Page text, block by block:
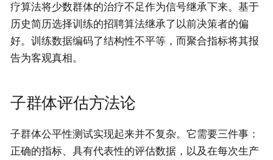
疗算法将少数群体的治疗不足作为信号继承下来。基于
历史简历选择训练的招聘算法继承了以前决策者的偏
好。训练数据编码了结构性不平等，而聚合指标将其报
告为客观真相。
子群体评估方法论
子群体公平性测试实现起来并不复杂。它需要三件事：
正确的指标、具有代表性的评估数据，以及在每次生产